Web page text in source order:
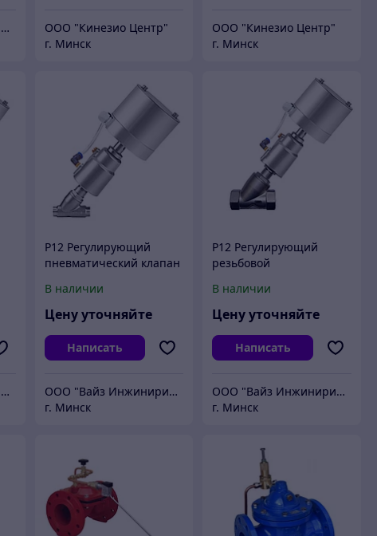
ООО "Вайз Инжиниринг"
ООО "Кинезио Центр"
г. Минск
ООО "Кинезио Центр"
г. Минск
ООО "Вайз Инжиниринг"
Р12 Регулирующий
пневматический клапан
В наличии
Цену уточняйте
Написать
ООО "Вайз Инжиниринг"
г. Минск
Р12 Регулирующий
резьбовой
В наличии
Цену уточняйте
Написать
ООО "Вайз Инжиниринг"
г. Минск